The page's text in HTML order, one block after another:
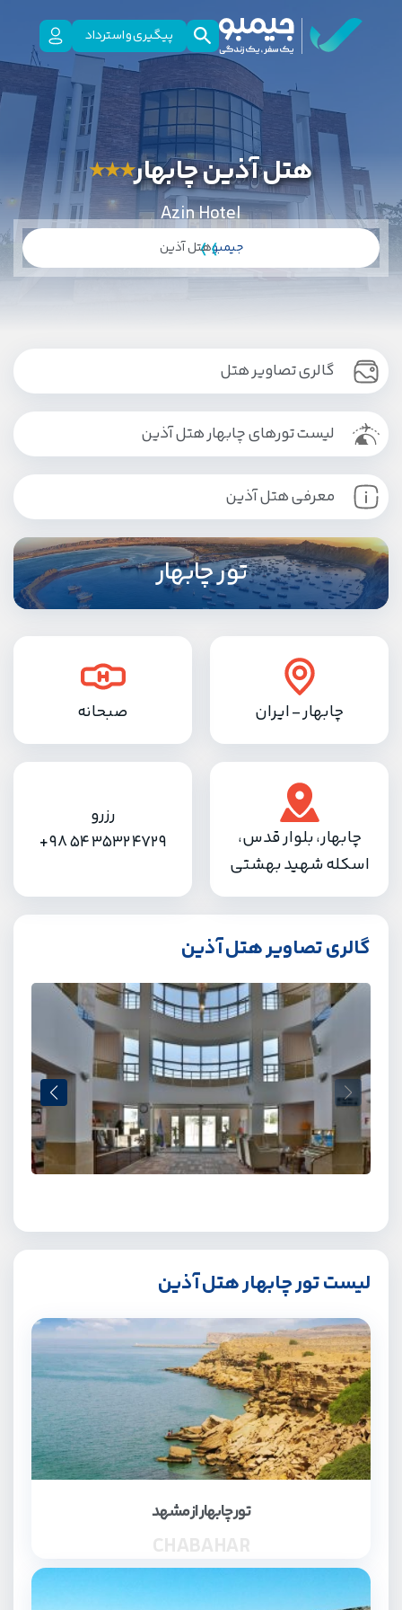
پیگیری و استرداد
هتل آذین چابهار★
★
★
Azin Hotel
جیمبوهتل آذین
گالری تصاویر هتل
لیست تورهای چابهار هتل آذین
معرفی هتل آذین
تور چابهار
چابهار - ایران صبحانه
چابهار، بلوار قدس،
اسکله شهید بهشتی
رزرو
+98 54 3532 4729
گالری تصاویر هتل آذین
لیست تور چابهار هتل آذین
تور چابهار از مشهد